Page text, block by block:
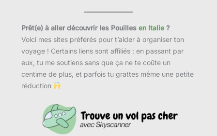
Prêt(e) à aller découvrir les Pouilles en Italie ?
Voici mes sites préférés pour t’aider à organiser ton
voyage ! Certains liens sont affiliés : en passant par
eux, tu me soutiens sans que ça ne te coûte un
centime de plus, et parfois tu grattes même une petite
réduction